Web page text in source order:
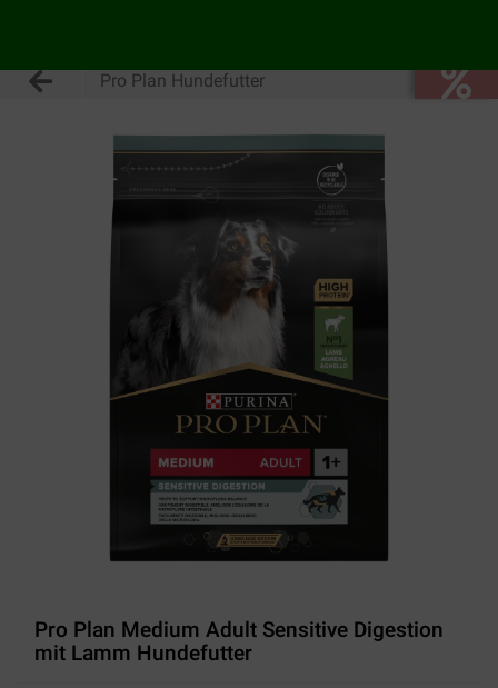
Pro Plan Hundefutter
Pro Plan Medium Adult Sensitive Digestion
mit Lamm Hundefutter